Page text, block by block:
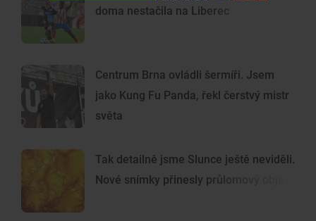
doma nestačila na Liberec
Centrum Brna ovládli šermíři. Jsem
jako Kung Fu Panda, řekl čerstvý mistr
světa
Tak detailně jsme Slunce ještě neviděli.
Nové snímky přinesly průlomový objev